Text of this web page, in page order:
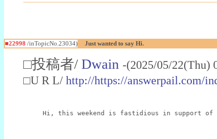
■22998 /inTopicNo.23034) Just wanted to say Hi.
□投稿者/ Dwain -(2025/05/
□U R L/ http://https://answerpail.com/
Hi, this weekend is fastidious in support of